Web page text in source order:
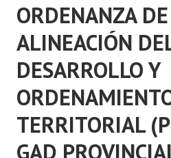
ORDENANZA
ALINEACIÓN
DESARROLLO Y
TERRITORIAL
GAD